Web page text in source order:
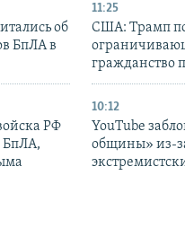
об
БпЛА в
11:25
США: Трамп
гражданство
РФ
БпЛА,
10:12
YouTube
общины» из-